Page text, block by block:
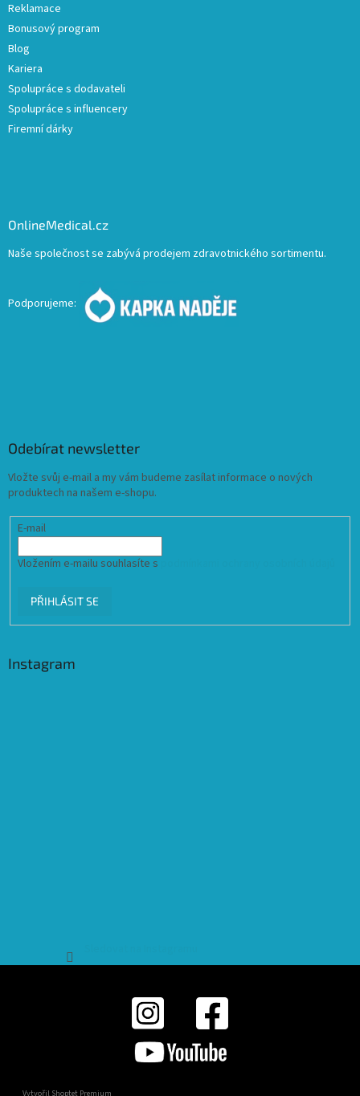
Reklamace
Bonusový program
Blog
Kariera
Spolupráce s dodavateli
Spolupráce s influencery
Firemní dárky
OnlineMedical.cz
Naše společnost se zabývá prodejem zdravotnického sortimentu.
Podporujeme:
Odebírat newsletter
Vložte svůj e-mail a my vám budeme zasílat informace o nových
produktech na našem e-shopu.
E-mail
Vložením e-mailu souhlasíte s
PŘIHLÁSIT SE
Instagram
Vytvořil Shoptet Premium